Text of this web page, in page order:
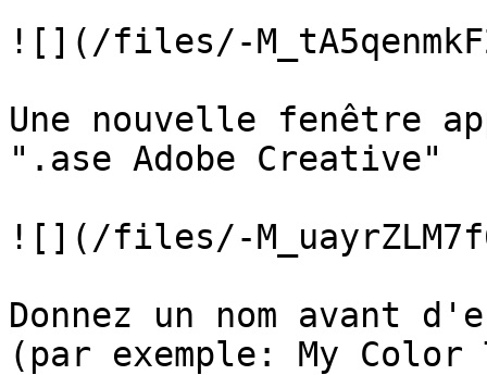
![](/files/-
Une nouvelle fenêtre
".ase Adobe Creative"
![](/files/-
Donnez un nom avant
(par exemple: My Color